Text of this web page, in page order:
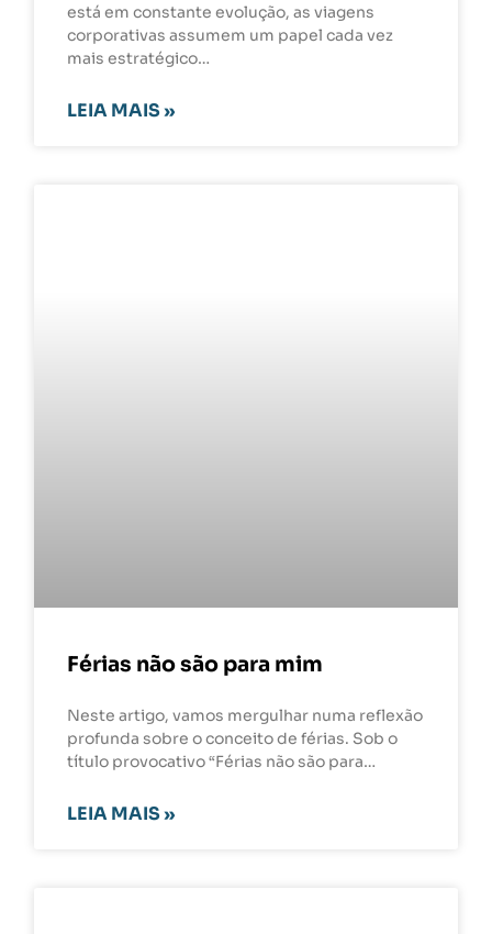
está em constante evolução, as viagens
corporativas assumem um papel cada vez
mais estratégico…
LEIA MAIS »
Férias não são para mim
Neste artigo, vamos mergulhar numa reflexão
profunda sobre o conceito de férias. Sob o
título provocativo “Férias não são para…
LEIA MAIS »